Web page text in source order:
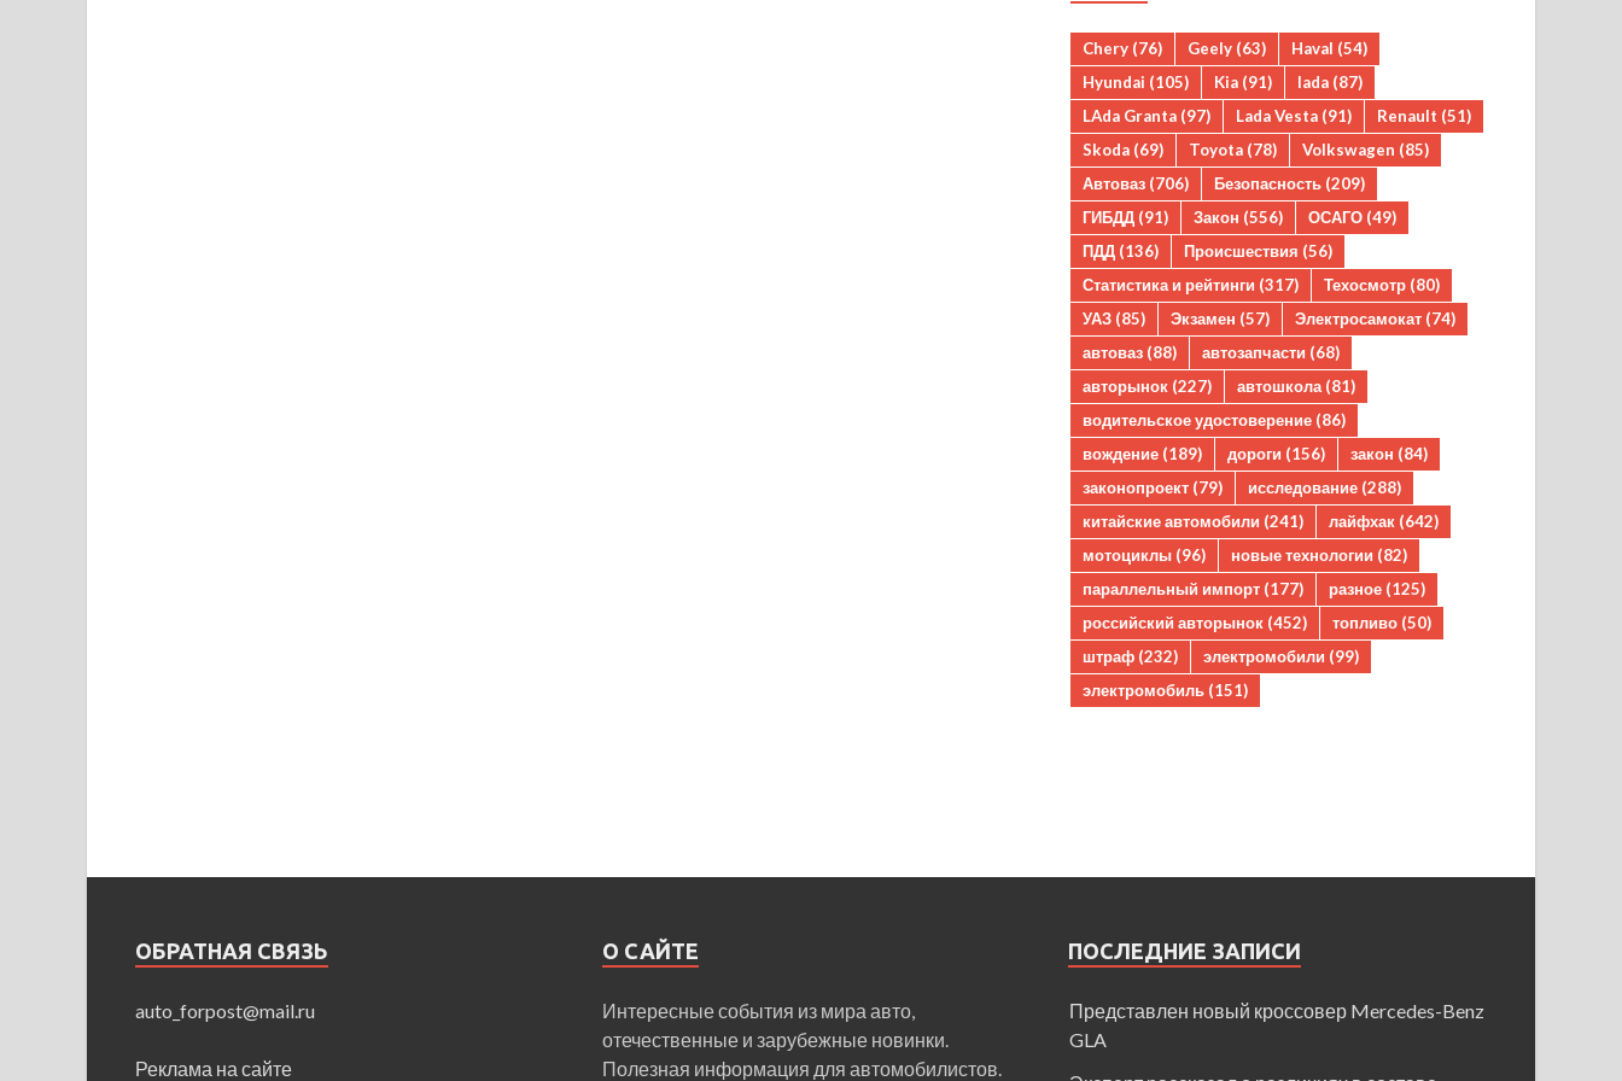
Chery (76) Geely (63) Haval (54)
Hyundai (105) Kia (91) lada (87)
LAda Granta (97) Lada Vesta (91) Renault (51)
Skoda (69) Toyota (78) Volkswagen (85)
Автоваз (706) Безопасность (209)
ГИБДД (91) Закон (556) ОСАГО (49)
ПДД (136) Происшествия (56)
Статистика и рейтинги (317) Техосмотр (80)
УАЗ (85) Экзамен (57) Электросамокат (74)
автоваз (88) автозапчасти (68)
авторынок (227) автошкола (81)
водительское удостоверение (86)
вождение (189) дороги (156) закон (84)
законопроект (79) исследование (288)
китайские автомобили (241) лайфхак (642)
мотоциклы (96) новые технологии (82)
параллельный импорт (177) разное (125)
российский авторынок (452) топливо (50)
штраф (232) электромобили (99)
электромобиль (151)
ОБРАТНАЯ СВЯЗЬ
auto_forpost@mail.ru
Реклама на сайте
О САЙТЕ
Интересные события из мира авто,
отечественные и зарубежные новинки.
Полезная информация для автомобилистов.
ПОСЛЕДНИЕ ЗАПИСИ
Представлен новый кроссовер Mercedes-Benz
GLA